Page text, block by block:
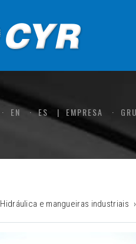
EN ES EMPRESA
Hidráulica e mangueiras industriais